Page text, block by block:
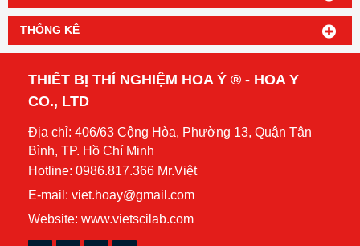
THỐNG KÊ
THIẾT BỊ THÍ NGHIỆM HOA Ý ® - HOA Y
CO., LTD
Địa chỉ: 406/63 Cộng Hòa, Phường 13, Quận Tân
Bình, TP. Hồ Chí Minh
Hotline: 0986.817.366 Mr.Việt
E-mail: viet.hoay@gmail.com
Website: www.vietscilab.com